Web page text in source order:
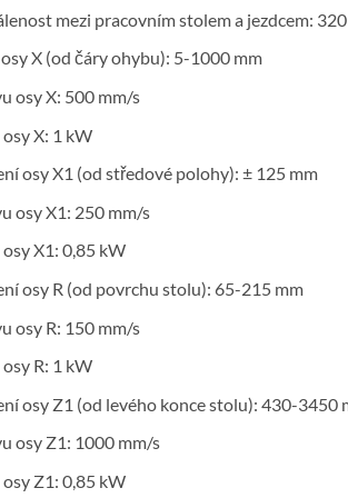
mezi pracovním stolem a jezdcem:
X (od čáry ohybu): 5-1000 mm
osy X: 500 mm/s
X: 1 kW
osy X1 (od středové polohy): ± 125 mm
osy X1: 250 mm/s
X1: 0,85 kW
osy R (od povrchu stolu): 65-215 mm
osy R: 150 mm/s
R: 1 kW
osy Z1 (od levého konce stolu): 430-3450
osy Z1: 1000 mm/s
Z1: 0,85 kW